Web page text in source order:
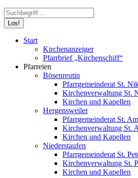
Search:
Start
Kirchenanzeiger
Pfarrbrief „Kirchenschiff“
Pfarreien
Bösenreutin
Pfarrgemeinderat St.
Kirchenverwaltung St.
Kirchen und Kapellen
Hergensweiler
Pfarrgemeinderat St.
Kirchenverwaltung St.
Kirchen und Kapellen
Niederstaufen
Pfarrgemeinderat St.
Kirchenverwaltung St.
Kirchen und Kapellen